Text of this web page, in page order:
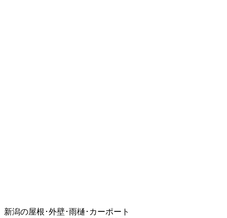
新潟の屋根･外壁･雨樋･カーポート